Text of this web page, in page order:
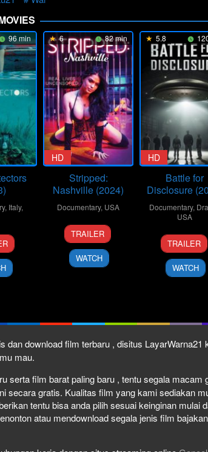
96 min
, Italy,
6 82 min
HD
Stripped:
Nashville (2024)
Documentary, USA
6
Feb
2024
Marc
Ostrick
TRAILER
WATCH
5.8
HD
Battle for
Disclosure
Documentary,
USA
12
Oct
2024
Blake
TRAILER
WATCH
dan download film terbaru , disitus
mau.
serta film barat paling baru , tentu segala
secara gratis. Kualitas film yang kami sediakan
tentu bisa anda pilih sesuai keinginan mulai
atau mendownload segala jenis film